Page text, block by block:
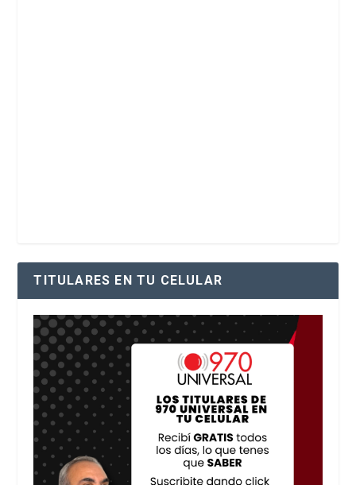
TITULARES EN TU CELULAR